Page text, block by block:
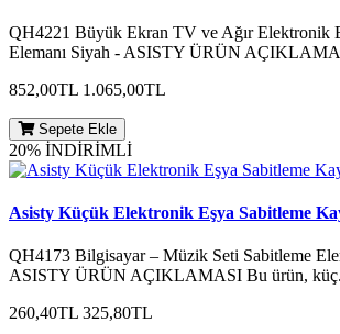
QH4221 Büyük Ekran TV ve Ağır Elektronik
Elemanı Siyah - ASISTY ÜRÜN
852,00TL 1.065,00TL
Sepete Ekle
20% İNDİRİMLİ
Asisty Küçük Elektronik Eşya Sabitleme
QH4173 Bilgisayar – Müzik Seti Sabitleme
ASISTY ÜRÜN AÇIKLAMASI Bu ürün,
260,40TL 325,80TL